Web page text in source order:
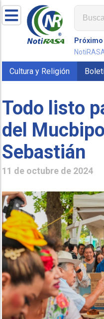
Cultura y Religión
Todo listo
del
Sebastián
11 de octubre de 2024